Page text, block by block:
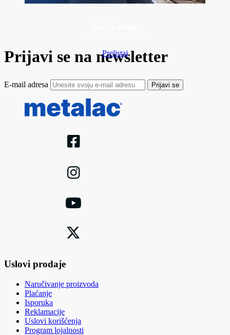
Prelistaj
Prijavi se na newsletter
E-mail adresa Prijavi se
Uslovi prodaje
Naručivanje proizvoda
Plaćanje
Isporuka
Reklamacije
Uslovi korišćenja
Program lojalnosti